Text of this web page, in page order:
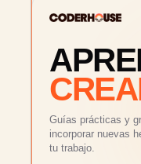
Guías prácticas y
incorporar nuevas
tu trabajo.